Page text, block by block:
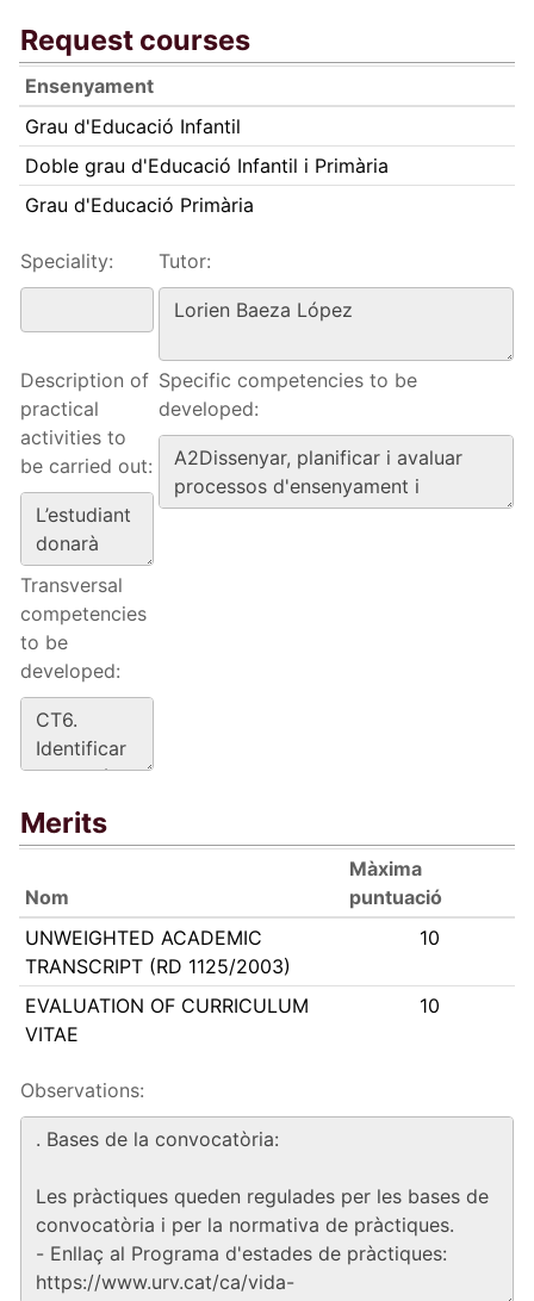
Request courses
Ensenyament
Grau d'Educació Infantil
Doble grau d'Educació Infantil i Primària
Grau d'Educació Primària
Speciality: Tutor:
Description of
practical
activities to
be carried out:
Specific competencies to be
developed:
Transversal
competencies
to be
developed:
Merits
Nom
Màxima
puntuació
UNWEIGHTED ACADEMIC
TRANSCRIPT (RD 1125/2003)
10
EVALUATION OF CURRICULUM
VITAE
10
Observations: